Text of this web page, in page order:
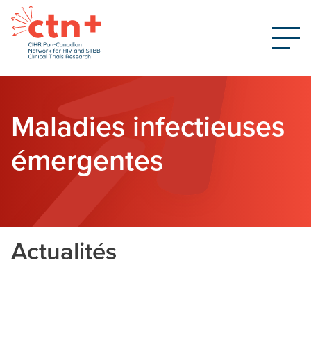
Maladies infectieuses
émergentes
Actualités